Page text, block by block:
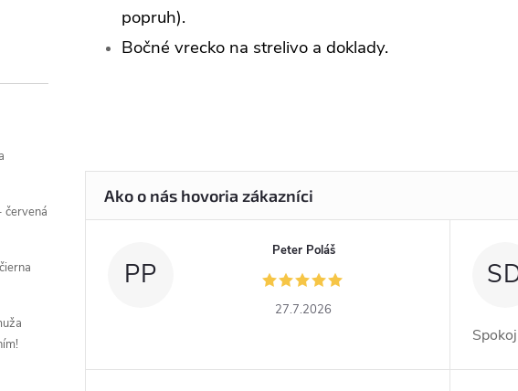
červená
popruh).
Bočné vrecko na strelivo a doklady.
PP
Peter Poláš
27.7.2026